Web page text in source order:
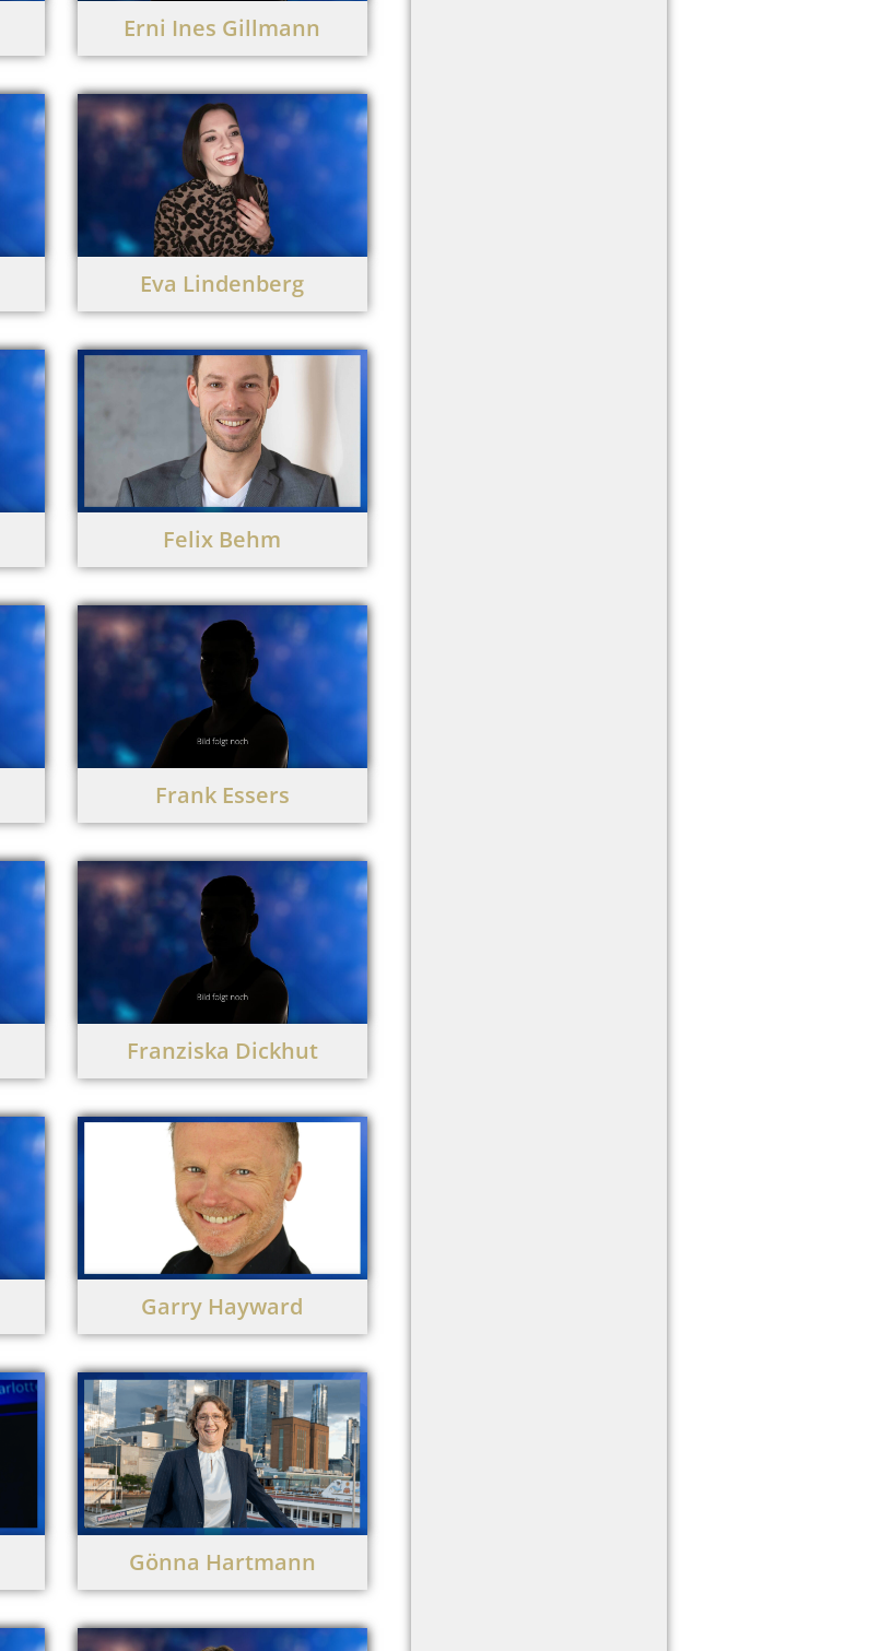
Erni Ines Gillmann
Eva Lindenberg
Felix Behm
Frank Essers
Franziska Dickhut
Garry Hayward
Gönna Hartmann